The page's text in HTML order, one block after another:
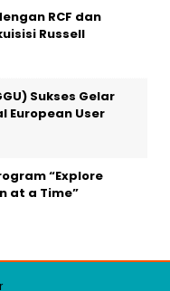
RCF dan
Russell
Sukses Gelar
European User
“Explore
at a Time”